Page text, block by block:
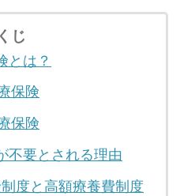
じ
とは？
保険
保険
不要とされる理由
度と高額療養費制度